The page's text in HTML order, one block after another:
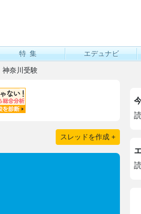
特集 エデュナビ
神奈川受験
スレッドを作成 +